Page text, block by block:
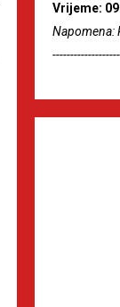
Vrijeme:
Napomena: